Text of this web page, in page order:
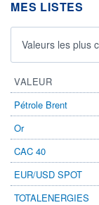
MES LISTES
Valeurs les plus
VALEUR
Pétrole Brent
Or
CAC 40
EUR/USD SPOT
TOTALENERGIES